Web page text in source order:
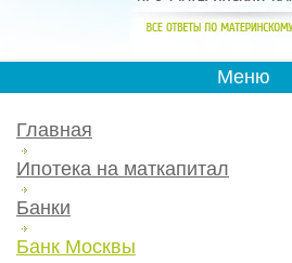
Меню
Главная
Ипотека на маткапитал
Банки
Банк Москвы